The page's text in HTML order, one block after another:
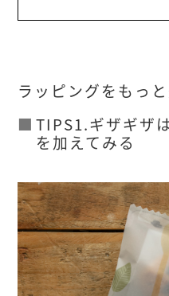
ラッピングをもっ
TIPS1.ギザギザ
を加えてみる